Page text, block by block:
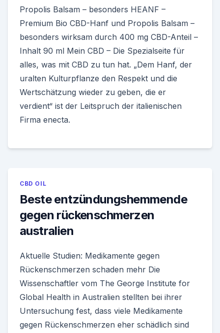
Propolis Balsam – besonders HEANF –
Premium Bio CBD-Hanf und Propolis Balsam –
besonders wirksam durch 400 mg CBD-Anteil –
Inhalt 90 ml Mein CBD – Die Spezialseite für
alles, was mit CBD zu tun hat. „Dem Hanf, der
uralten Kulturpflanze den Respekt und die
Wertschätzung wieder zu geben, die er
verdient“ ist der Leitspruch der italienischen
Firma enecta.
CBD OIL
Beste entzündungshemmende
gegen rückenschmerzen
australien
Aktuelle Studien: Medikamente gegen
Rückenschmerzen schaden mehr Die
Wissenschaftler vom The George Institute for
Global Health in Australien stellten bei ihrer
Untersuchung fest, dass viele Medikamente
gegen Rückenschmerzen eher schädlich sind